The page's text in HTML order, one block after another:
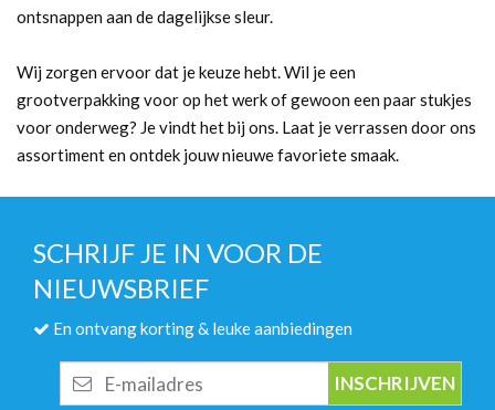
ontsnappen aan de dagelijkse sleur.
Wij zorgen ervoor dat je keuze hebt. Wil je een
grootverpakking voor op het werk of gewoon een paar stukjes
voor onderweg? Je vindt het bij ons. Laat je verrassen door ons
assortiment en ontdek jouw nieuwe favoriete smaak.
SCHRIJF JE IN VOOR DE
NIEUWSBRIEF
En ontvang korting & leuke aanbiedingen
mailadres